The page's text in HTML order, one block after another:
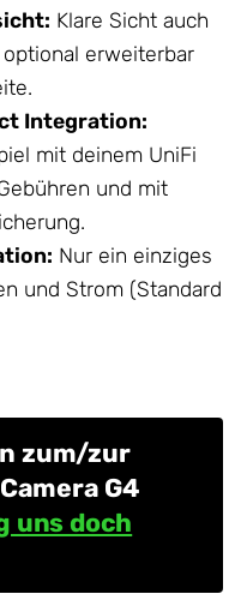
Klare Sicht auch
erweiterbar
Integration:
mit deinem UniFi
und mit
Nur ein einziges
und Strom (Standard
zum/zur
Camera G4
uns doch